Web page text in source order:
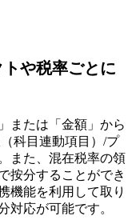
や税率ごとに
または「金額」から
科目連動項目）/プ
また、混在税率の領
按分することができ
機能を利用して取り
対応が可能です。